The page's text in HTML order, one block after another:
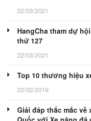
22/03/2021
HangCha tham dự
thứ 127
22/03/2021
Top 10 thương hiệu
22/02/2019
Giải đáp thắc mắc về